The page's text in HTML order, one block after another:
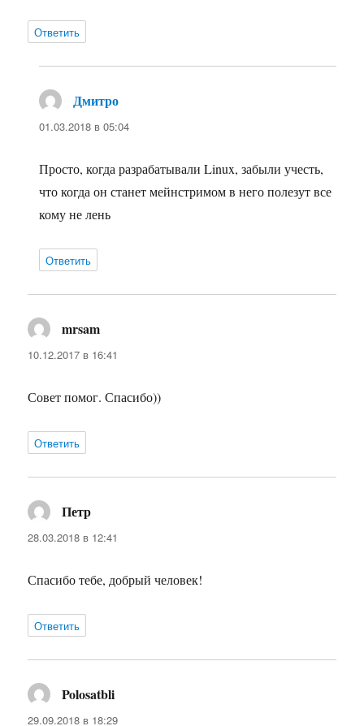
Ответить
Дмитро
01.03.2018 в 05:04
Просто, когда разрабатывали Linux, забыли учесть,
что когда он станет мейнстримом в него полезут все
кому не лень
Ответить
mrsam
10.12.2017 в 16:41
Совет помог. Спасибо))
Ответить
Петр
28.03.2018 в 12:41
Спасибо тебе, добрый человек!
Ответить
Polosatbli
29.09.2018 в 18:29